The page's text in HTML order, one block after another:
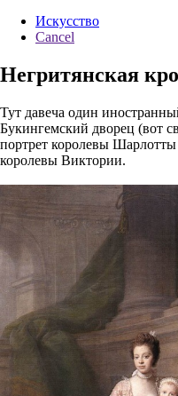
Искусство
Cancel
Негритянская
Тут давеча один
Букингемский дворец (вот
портрет королевы
королевы Виктории.